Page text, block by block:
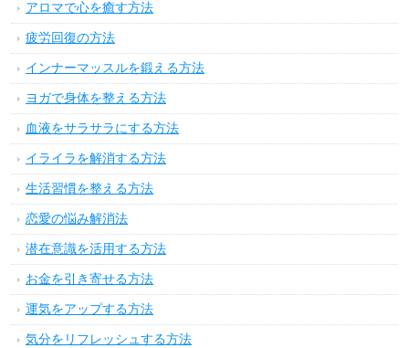
アロマで心を癒す方法
疲労回復の方法
インナーマッスルを鍛える方法
ヨガで身体を整える方法
血液をサラサラにする方法
イライラを解消する方法
生活習慣を整える方法
恋愛の悩み解消法
潜在意識を活用する方法
お金を引き寄せる方法
運気をアップする方法
気分をリフレッシュする方法